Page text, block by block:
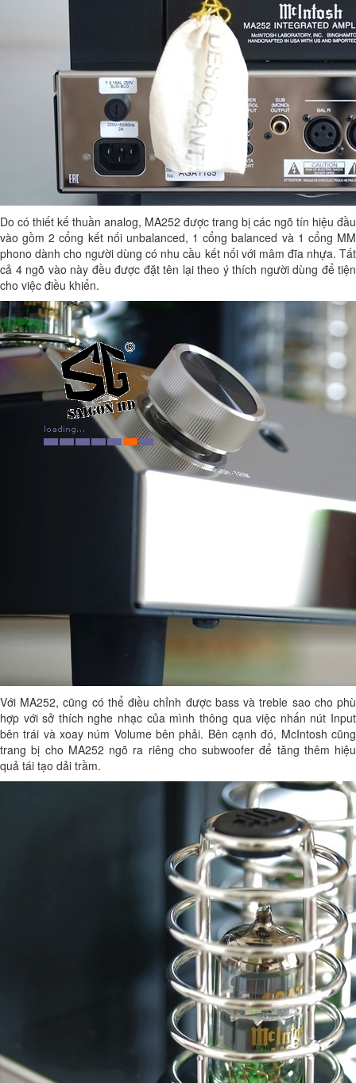
Do có thiết kế thuần analog, MA252 được trang bị các ngõ tín hiệu đầu
vào gồm 2 cổng kết nối unbalanced, 1 cổng balanced và 1 cổng MM
phono dành cho người dùng có nhu cầu kết nối với mâm đĩa nhựa. Tất
cả 4 ngõ vào này đều được đặt tên lại theo ý thích người dùng để tiện
cho việc điều khiển.
Với MA252, cũng có thể điều chỉnh được bass và treble sao cho phù
hợp với sở thích nghe nhạc của mình thông qua việc nhấn nút Input
bên trái và xoay núm Volume bên phải. Bên cạnh đó, McIntosh cũng
trang bị cho MA252 ngõ ra riêng cho subwoofer để tăng thêm hiệu
quả tái tạo dải trầm.